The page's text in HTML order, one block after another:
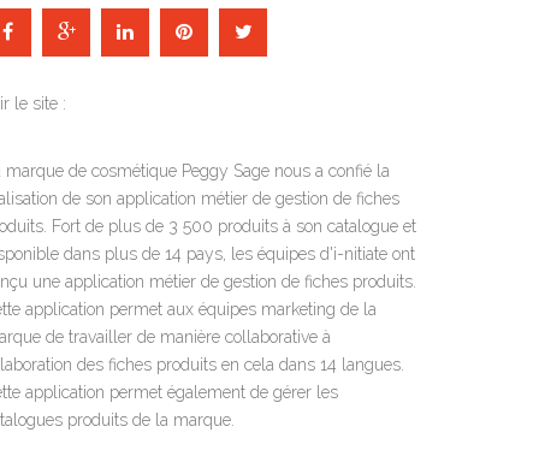
le site :
marque de cosmétique Peggy Sage nous a confié la
de son application métier de gestion de fiches
Fort de plus de 3 500 produits à son catalogue et
dans plus de 14 pays, les équipes d'i-nitiate ont
une application métier de gestion de fiches produits.
application permet aux équipes marketing de la
de travailler de manière collaborative à
des fiches produits en cela dans 14 langues.
application permet également de gérer les
produits de la marque.